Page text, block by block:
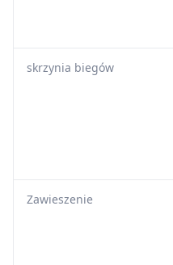
skrzynia biegów
Zawieszenie